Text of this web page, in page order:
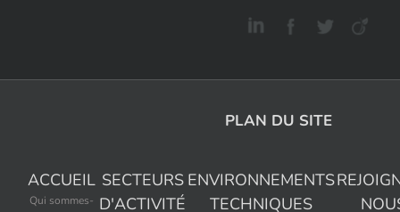
PLAN DU SITE
ACCUEIL
Qui sommes-
SECTEURS
D'ACTIVITÉ
ENVIRONNEMENTS
TECHNIQUES